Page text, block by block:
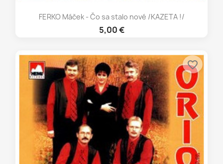
FERKO Máček - Čo sa stalo nové /KAZETA !/
5,00 €
favorite_border